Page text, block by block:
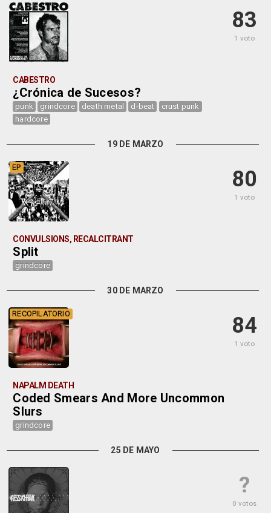
83
1 voto
CABESTRO
¿Crónica de Sucesos?
punk grindcore death metal d-beat
crust punk
hardcore
19 DE MARZO
80
1 voto
EP
CONVULSIONS, RECALCITRANT
Split
grindcore
30 DE MARZO
84
1 voto
RECOPILATORIO
NAPALM DEATH
Coded Smears And More Uncommon
Slurs
grindcore
25 DE MAYO
?
0 votos